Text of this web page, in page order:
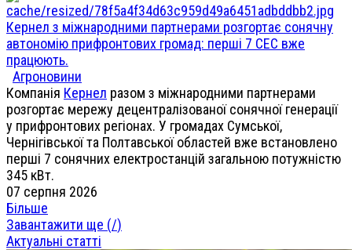
Кернел з міжнародними партнерами розгортає сонячну
автономію прифронтових громад: перші 7 СЕС вже
працюють.
Агроновини
Компанія Кернел разом з міжнародними партнерами
розгортає мережу децентралізованої сонячної генерації
у прифронтових регіонах. У громадах Сумської,
Чернігівської та Полтавської областей вже встановлено
перші 7 сонячних електростанцій загальною потужністю
345 кВт.
07 серпня 2026
Більше
Завантажити ще (/)
Актуальні статті